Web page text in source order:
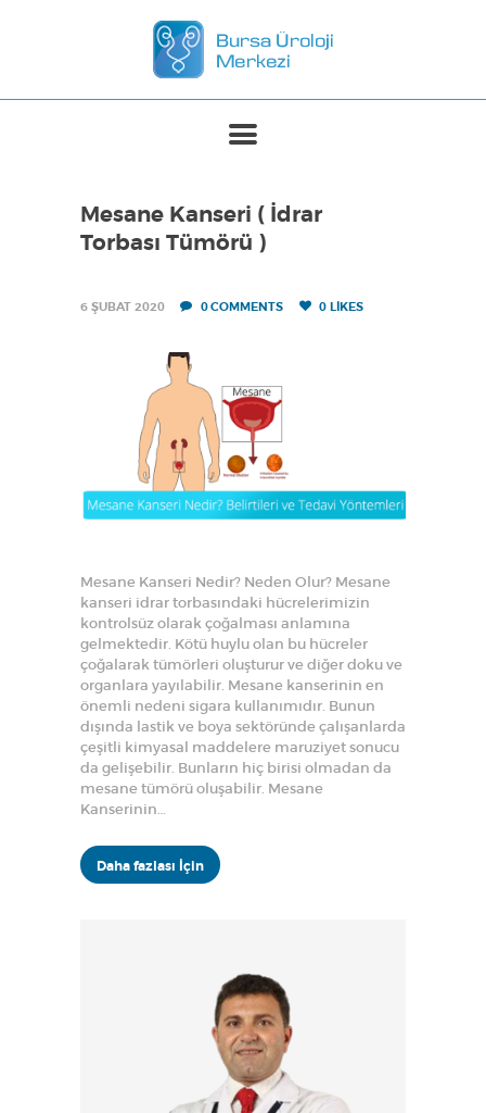
ANASAYFA
BASINDA BIZ
Mesane Kanseri ( İdrar
Torbası Tümörü )
6 ŞUBAT 2020 0COMMENTS 0 LIKES
Mesane Kanseri Nedir? Neden Olur? Mesane
kanseri idrar torbasındaki hücrelerimizin
kontrolsüz olarak çoğalması anlamına
gelmektedir. Kötü huylu olan bu hücreler
çoğalarak tümörleri oluşturur ve diğer doku ve
organlara yayılabilir. Mesane kanserinin en
önemli nedeni sigara kullanımıdır. Bunun
dışında lastik ve boya sektöründe çalışanlarda
çeşitli kimyasal maddelere maruziyet sonucu
da gelişebilir. Bunların hiç birisi olmadan da
mesane tümörü oluşabilir. Mesane
Kanserinin…
Daha fazlası İçin